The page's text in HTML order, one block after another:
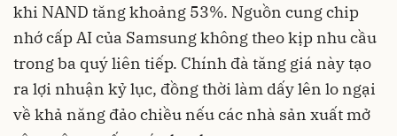
khi NAND tăng khoảng 53%. Nguồn cung chip
nhớ cấp AI của Samsung không theo kịp nhu cầu
trong ba quý liên tiếp. Chính đà tăng giá này tạo
ra lợi nhuận kỷ lục, đồng thời làm dấy lên lo ngại
về khả năng đảo chiều nếu các nhà sản xuất mở